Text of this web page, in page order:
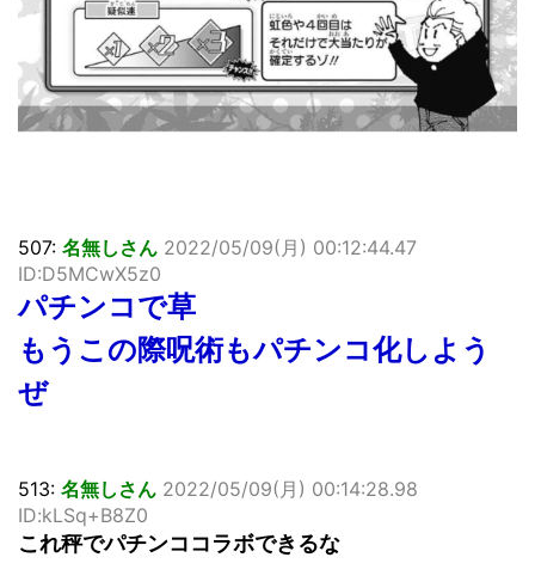
507: 名無しさん 2022/05/09(月) 00:12:44.47
ID:D5MCwX5z0
パチンコで草
もうこの際呪術もパチンコ化しよう
ぜ
513: 名無しさん 2022/05/09(月) 00:14:28.98
ID:kLSq+B8Z0
これ秤でパチンココラボできるな